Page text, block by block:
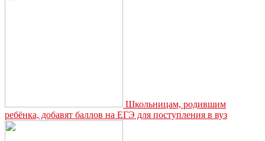
Школьницам, родившим
ребёнка, добавят баллов на ЕГЭ для поступления в вуз